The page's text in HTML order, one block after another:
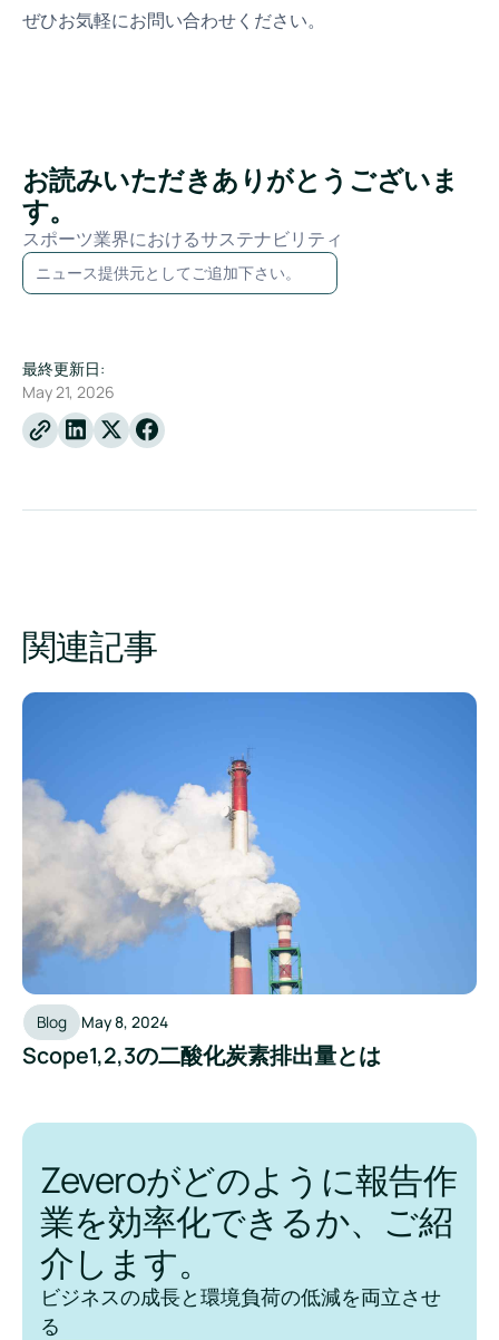
最終更新日:
May 21, 2026
Linkedin
X Facebook
ぜひお気軽にお問い合わせください。
お読みいただきありがとうございま
す。
スポーツ業界におけるサステナビリティ
ニュース提供元としてご追加下さい。
関連記事
Blog May 8, 2024
Scope1,2,3の二酸化炭素排出量とは
Scope1,2,3の二酸化炭素排出量とは
Zeveroがどのように報告作
業を効率化できるか、ご紹
介します。
ビジネスの成長と環境負荷の低減を両立させ
る